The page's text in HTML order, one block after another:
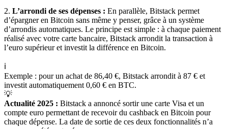
2. L’arrondi de ses dépenses : En parallèle, Bitstack permet
d’épargner en Bitcoin sans même y penser, grâce à un système
d’arrondis automatiques. Le principe est simple : à chaque paiement
réalisé avec votre carte bancaire, Bitstack arrondit la transaction à
l’euro supérieur et investit la différence en Bitcoin.
ℹ️
Exemple : pour un achat de 86,40 €, Bitstack arrondit à 87 € et
investit automatiquement 0,60 € en BTC.
💡
Actualité 2025 : Bitstack a annoncé sortir une carte Visa et un
compte euro permettant de recevoir du cashback en Bitcoin pour
chaque dépense. La date de sortie de ces deux fonctionnalités n’a